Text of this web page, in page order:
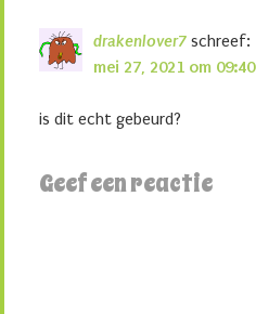
drakenlover7 schreef:
mei 27, 2021 om 09:40
is dit echt gebeurd?
Geef een reactie